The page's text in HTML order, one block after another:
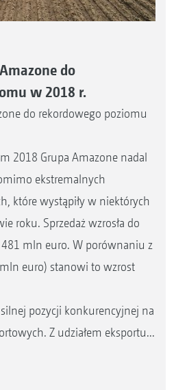
do
w 2018 r.
do rekordowego poziomu
2018 Grupa Amazone nadal
ekstremalnych
które wystąpiły w niektórych
roku. Sprzedaż wzrosła do
mln euro. W porównaniu z
euro) stanowi to wzrost
silnej pozycji konkurencyjnej na
Z udziałem eksportu...